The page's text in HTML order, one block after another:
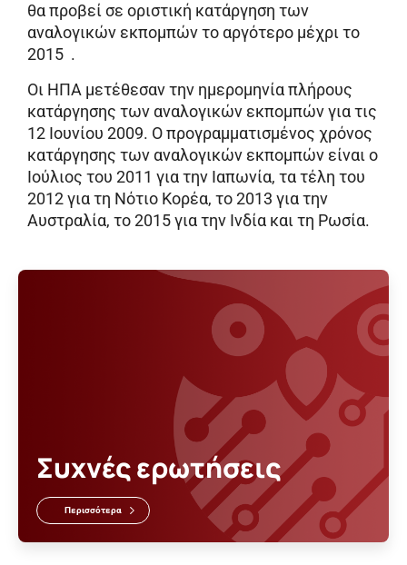
θα προβεί σε οριστική κατάργηση των
αναλογικών εκπομπών το αργότερο μέχρι το
2015 .
Οι ΗΠΑ μετέθεσαν την ημερομηνία πλήρους
κατάργησης των αναλογικών εκπομπών για τις
12 Ιουνίου 2009. Ο προγραμματισμένος χρόνος
κατάργησης των αναλογικών εκπομπών είναι ο
Ιούλιος του 2011 για την Ιαπωνία, τα τέλη του
2012 για τη Νότιο Κορέα, το 2013 για την
Αυστραλία, το 2015 για την Ινδία και τη Ρωσία.
Συχνές ερωτήσεις
Περισσότερα